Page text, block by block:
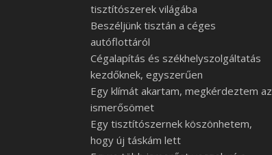
tisztítószerek világába
Beszéljünk tisztán a céges
autóflottáról
Cégalapítás és székhelyszolgáltatás
kezdőknek, egyszerűen
Egy klímát akartam, megkérdeztem az
ismerősömet
Egy tisztítószernek köszönhetem,
hogy új táskám lett